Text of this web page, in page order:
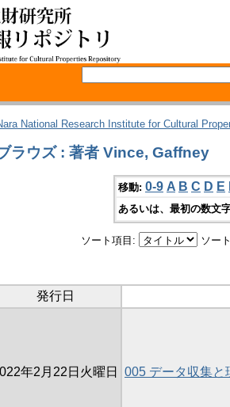
National Research Institute for Cultural
ラウズ : 著者 Vince, Gaffney
移動: 0-9 A B C D E
あるいは、最初の数文
ソート項目: ソー
発行日
年2月22日火曜日 005 データ収集と